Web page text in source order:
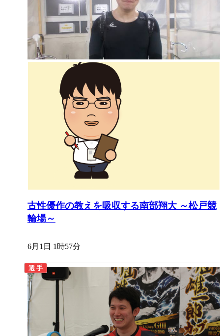
古性優作の教えを吸収する南部翔大 ～松戸競
輪場～
6月1日 1時57分